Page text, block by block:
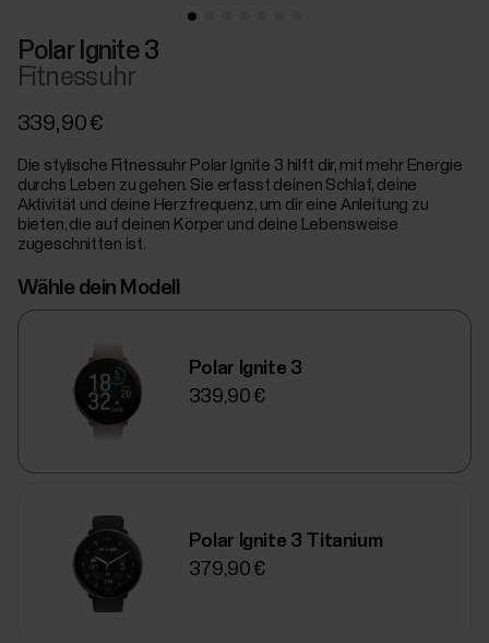
Polar Ignite 3
Fitnessuhr
339,90 €
Die stylische Fitnessuhr Polar Ignite 3 hilft dir, mit mehr Energie
durchs Leben zu gehen. Sie erfasst deinen Schlaf, deine
Aktivität und deine Herzfrequenz, um dir eine Anleitung zu
bieten, die auf deinen Körper und deine Lebensweise
zugeschnitten ist.
Wähle dein Modell
Polar Ignite 3
339,90 €
Polar Ignite 3 Titanium
379,90 €